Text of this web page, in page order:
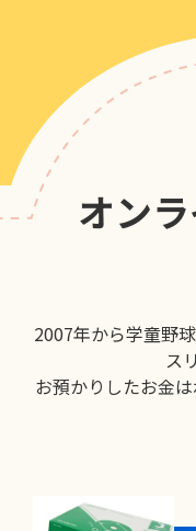
オン
2007年から学童野
ス
お預かりしたお金